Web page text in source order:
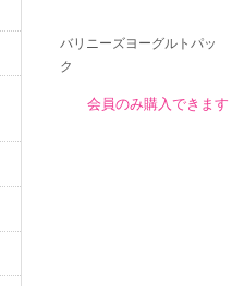
バリニーズヨーグルトパッ
ク
会員のみ購入できます